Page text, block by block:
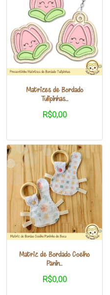
Matrizes de Bordado
Tulipinhas...
R$0,00
Matriz de Bordado Coelho
Panin...
R$0,00